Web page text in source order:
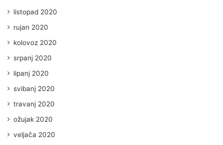
listopad 2020
rujan 2020
kolovoz 2020
srpanj 2020
lipanj 2020
svibanj 2020
travanj 2020
ožujak 2020
veljača 2020